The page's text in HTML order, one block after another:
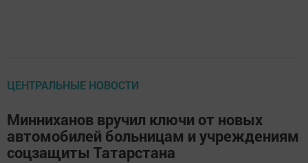
ЦЕНТРАЛЬНЫЕ НОВОСТИ
Минниханов вручил ключи от новых
автомобилей больницам и учреждениям
соцзащиты Татарстана